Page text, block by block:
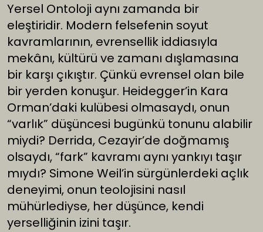
Yersel Ontoloji aynı zamanda bir
eleştiridir. Modern felsefenin soyut
kavramlarının, evrensellik iddiasıyla
mekânı, kültürü ve zamanı dışlamasına
bir karşı çıkıştır. Çünkü evrensel olan bile
bir yerden konuşur. Heidegger’in Kara
Orman’daki kulübesi olmasaydı, onun
“varlık” düşüncesi bugünkü tonunu alabilir
miydi? Derrida, Cezayir’de doğmamış
olsaydı, “fark” kavramı aynı yankıyı taşır
mıydı? Simone Weil’in sürgünlerdeki açlık
deneyimi, onun teolojisini nasıl
mühürlediyse, her düşünce, kendi
yerselliğinin izini taşır.